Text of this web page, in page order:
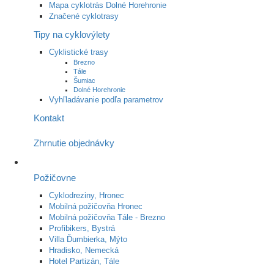
Mapa cyklotrás Dolné Horehronie
Značené cyklotrasy
Tipy na cyklovýlety
Cyklistické trasy
Brezno
Tále
Šumiac
Dolné Horehronie
Vyhľladávanie podľa parametrov
Kontakt
Zhrnutie objednávky
Požičovne
Cyklodreziny, Hronec
Mobilná požičovňa Hronec
Mobilná požičovňa Tále - Brezno
Profibikers, Bystrá
Villa Ďumbierka, Mýto
Hradisko, Nemecká
Hotel Partizán, Tále